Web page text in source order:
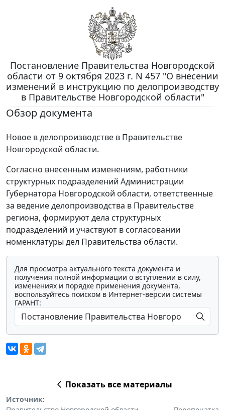
Постановление Правительства Новгородской
области от 9 октября 2023 г. N 457 "О внесении
изменений в инструкцию по делопроизводству
в Правительстве Новгородской области"
Обзор документа
Новое в делопроизводстве в Правительстве
Новгородской области.
Согласно внесенным изменениям, работники
структурных подразделений Администрации
Губернатора Новгородской области, ответственные
за ведение делопроизводства в Правительстве
региона, формируют дела структурных
подразделений и участвуют в согласовании
номенклатуры дел Правительства области.
Для просмотра актуального текста документа и
получения полной информации о вступлении в силу,
изменениях и порядке применения документа,
воспользуйтесь поиском в Интернет-версии системы
ГАРАНТ:
Показать все материалы
Источник: